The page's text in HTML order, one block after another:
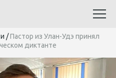
/Пастор из Улан-Удэ принял
диктанте